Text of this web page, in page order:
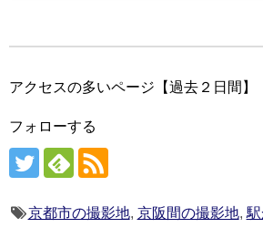
アクセスの多いページ【過去２日間】
フォローする
京都市の撮影地, 京阪間の撮影地,